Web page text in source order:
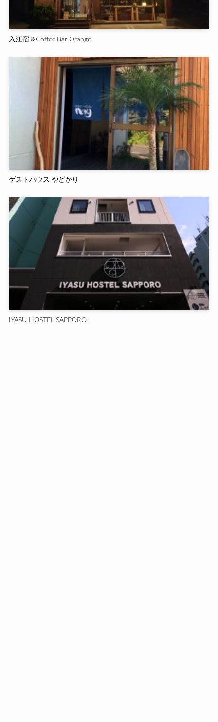
入江宿＆Coffee.Bar Orange
ゲストハウス やどかり
IYASU HOSTEL SAPPORO